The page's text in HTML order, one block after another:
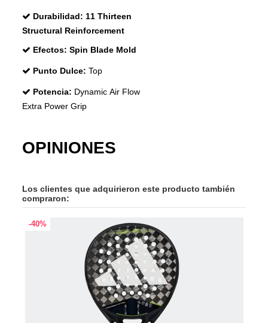
Durabilidad: 11 Thirteen
Structural Reinforcement
Efectos: Spin Blade Mold
Punto Dulce: Top
Potencia: Dynamic Air Flow
Extra Power Grip
OPINIONES
Los clientes que adquirieron este producto también
compraron:
-40%